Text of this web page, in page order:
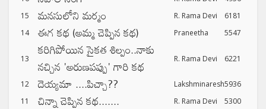
15
మనసులోని మర్మం R. Rama Devi
6181
14
ఈగ కథ (అమ్మ చెప్పిన కథ) Praneetha 5547
13
కరిగిపోయిన సైకత శిల్పం..నాకు
నచ్చిన 'అరుణపప్పు' గారి కథ
R. Rama Devi 6221
12 దెయ్యమా ....పిచ్చా?? Lakshminaresh5936
11
చిన్నా చెప్పిన కథ....... R. Rama Devi
5300